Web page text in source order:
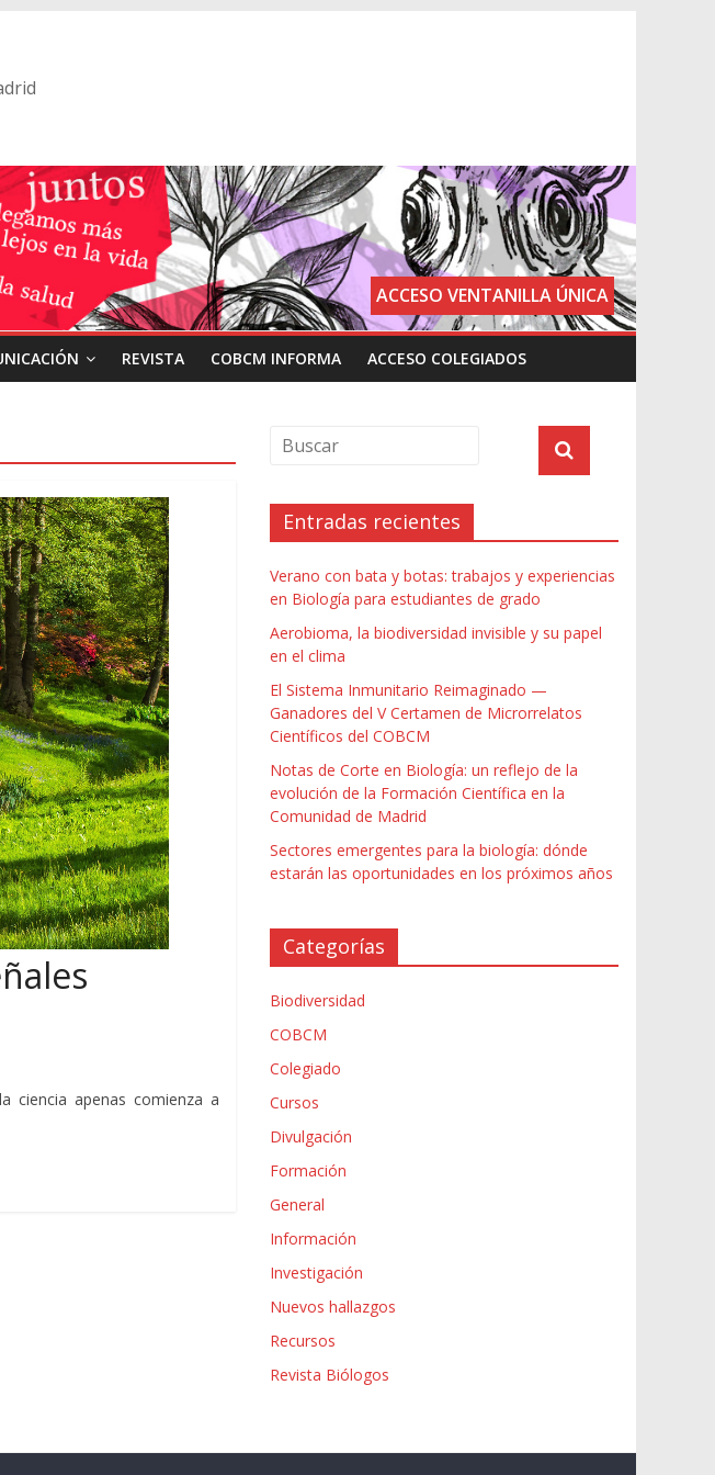
ACCESO VENTANILLA ÚNICA
REVISTA COBCM INFORMA ACCESO COLEGIADOS
ciencia apenas comienza a
Entradas recientes
Verano con bata y botas: trabajos y experiencias
en Biología para estudiantes de grado
Aerobioma, la biodiversidad invisible y su papel
en el clima
El Sistema Inmunitario Reimaginado —
Ganadores del V Certamen de Microrrelatos
Científicos del COBCM
Notas de Corte en Biología: un reflejo de la
evolución de la Formación Científica en la
Comunidad de Madrid
Sectores emergentes para la biología: dónde
estarán las oportunidades en los próximos años
Categorías
Biodiversidad
COBCM
Colegiado
Cursos
Divulgación
Formación
General
Información
Investigación
Nuevos hallazgos
Recursos
Revista Biólogos